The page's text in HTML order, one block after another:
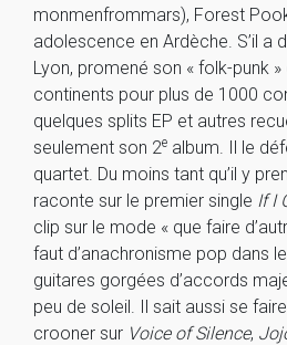
monmenfrommars), Forest
adolescence en Ardèche. S’il a
Lyon, promené son « folk-punk
continents pour plus de 1000
quelques splits EP et autres
seulement son 2e album. Il le
quartet. Du moins tant qu’il y
raconte sur le premier single If I
clip sur le mode « que faire
faut d’anachronisme pop dans
guitares gorgées d’accords
peu de soleil. Il sait aussi se
crooner sur Voice of Silence,